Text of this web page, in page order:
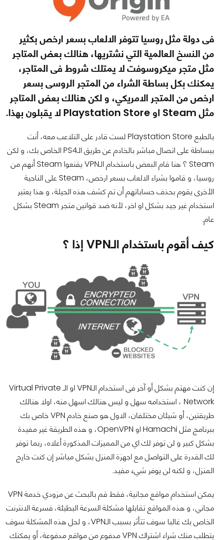
فى دولة مثل روسيا تتوفر الالعاب بسعر ارخص بكثير
من النسخ العالمية التي نشتريها، هنالك بعض المتاجر
مثل متجر ميكروسوفت لا يمتلك شروط فى المتاجر،
يمكنك بكل بساطة الشراء من المتجر الروسى بسعر
ارخص من المتجر الامريكي، و لكن هنالك بعض المتاجر
مثل Steam او Playstation Store لا يقبلون بهذا.
بالطبع Playstation Store لست قادر على التلاعب معه، أنت
ببساطة على اتصال مباشر بالخادم عن طريق الـPS4 الخاص بك، و لكن
Steam ؟ هنا قام البعض باستخدام الـVPN يقنعوا Steam أنهم من
روسيا، و قاموا بشراء الالعاب بسعر ارخص، Steam على الناحية
الأخرى يقوم بحذف حساباتهم أن تم كشف هذه الحيلة، و هذا يعتبر
استخدام غير جيد بشكل او اخر، لأنه ضد قوانين متجر Steam بشكل
عام.
كيف أقوم باستخدام الـVPN إذا ؟
إن كنت مهتم بشكل أو آخر فى استخدام الـVPN او الـ Virtual Private
Network ، استخدامه سهل و ليس هنالك اسهل منه، اولا هنالك
طريقتين، أو شيئان مختلفان، الاول هو صنع خادم VPN خاص بك
ببرنامج مثل Hamachi او OpenVPN، و هذه الطريقة غير مفيدة
بشكل كبير و لن توفر لك اي من المميزات المذكورة أعلاه، ربما توفر
لك القدرة على التواصل مع اجهزة المنزل بشكل مباشر إن كنت خارج
المنزل، و لكنه لن يوفر شيء مفيد.
يمكن استخدام مواقع مجانية، فقط قم بالبحث عن مزودي خدمة VPN
مجاني، و هذه المواقع تقابلها مشكلة السرعة البطيئة، فسرعة الانترنت
الخاص بك غالبا سوف تتأثر بسبب الـVPN، و لحل هذه المشكلة سوف
يتطلب منك شراء اشتراك VPN مدفوع من مواقع مدفوعة، أو يمكنك